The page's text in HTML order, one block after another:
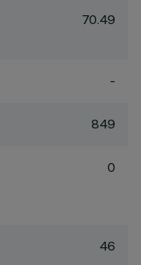
70.49
-
849
0
46